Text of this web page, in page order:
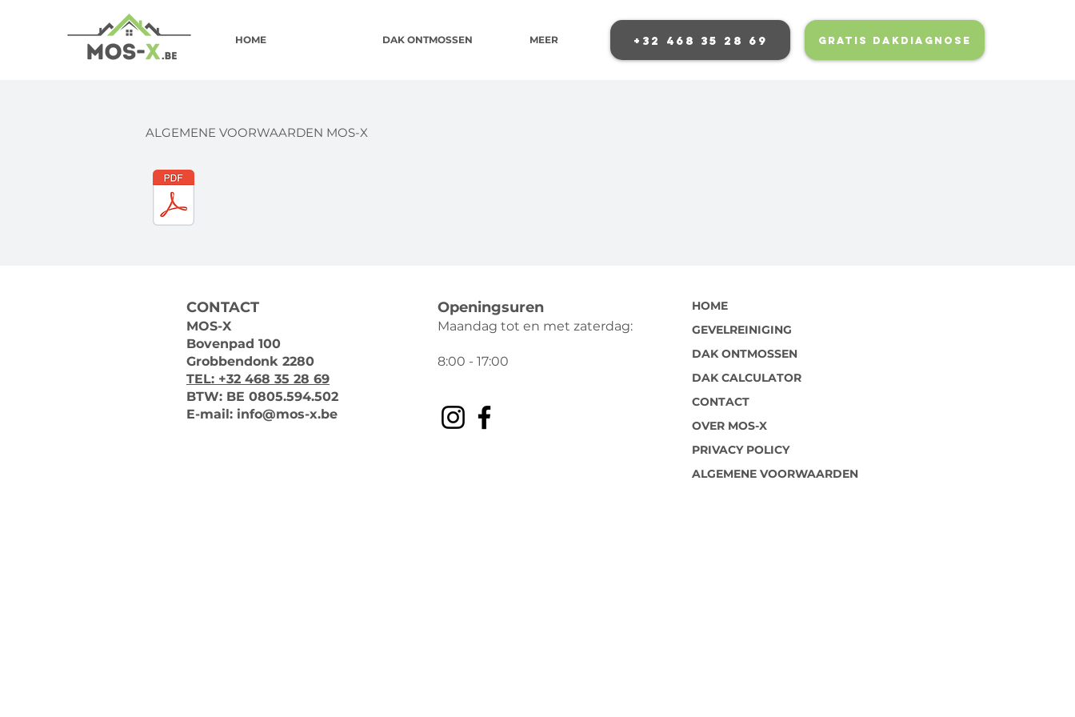
HOME DAK ONTMOSSEN MEER +32 468 35 28 69 GRATIS DAKDIAGNOSE
ALGEMENE VOORWAARDEN MOS-X
CONTACT
MOS-X
Bovenpad 100
Grobbendonk 2280
TEL: +32 468 35 28 69
BTW: BE 0805.594.502
E-mail: info@mos-x.be
Openingsuren
Maandag tot en met zaterdag:
8:00 - 17:00
HOME
GEVELREINIGING
DAK ONTMOSSEN
DAK CALCULATOR
CONTACT
OVER MOS-X
PRIVACY POLICY
ALGEMENE VOORWAARDEN